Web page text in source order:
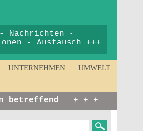
- Nachrichten -
- Austausch +++
UNTERNEHMEN UMWELT
+ + +